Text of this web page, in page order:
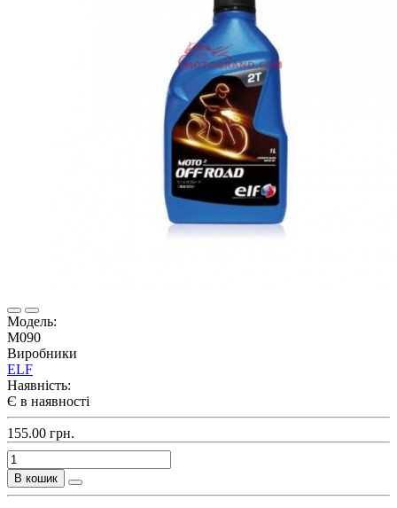
Модель:
M090
Виробники
ELF
Наявність:
Є в наявності
155.00 грн.
В кошик